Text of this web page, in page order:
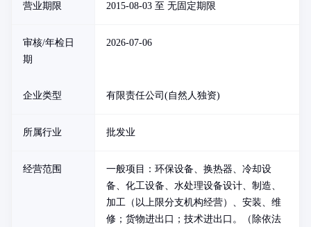
营业期限 2015-08-03 至 无固定期限
审核/年检日
期
2026-07-06
企业类型 有限责任公司(自然人独资)
所属行业 批发业
经营范围
一般项目：环保设备、换热器、冷却设
备、化工设备、水处理设备设计、制造、
加工（以上限分支机构经营）、安装、维
修；货物进出口；技术进出口。（除依法